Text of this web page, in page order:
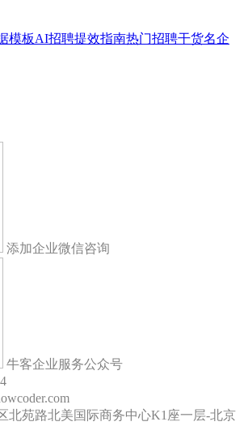
模板AI招聘提效指南热门招聘干货名企
添加企业微信咨询
牛客企业服务公众号
北苑路北美国际商务中心K1座一层-北京